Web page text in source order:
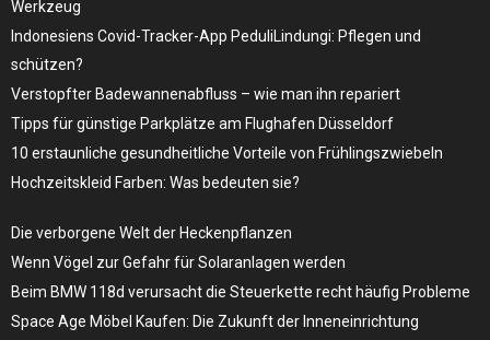
Werkzeug
Indonesiens Covid-Tracker-App PeduliLindungi: Pflegen und
schützen?
Verstopfter Badewannenabfluss – wie man ihn repariert
Tipps für günstige Parkplätze am Flughafen Düsseldorf
10 erstaunliche gesundheitliche Vorteile von Frühlingszwiebeln
Hochzeitskleid Farben: Was bedeuten sie?
Die verborgene Welt der Heckenpflanzen
Wenn Vögel zur Gefahr für Solaranlagen werden
Beim BMW 118d verursacht die Steuerkette recht häufig Probleme
Space Age Möbel Kaufen: Die Zukunft der Inneneinrichtung